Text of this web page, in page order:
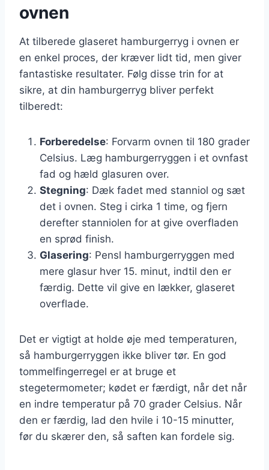
ovnen
At tilberede glaseret hamburgerryg i ovnen er
en enkel proces, der kræver lidt tid, men giver
fantastiske resultater. Følg disse trin for at
sikre, at din hamburgerryg bliver perfekt
tilberedt:
Forberedelse: Forvarm ovnen til 180 grader
Celsius. Læg hamburgerryggen i et ovnfast
fad og hæld glasuren over.
Stegning: Dæk fadet med stanniol og sæt
det i ovnen. Steg i cirka 1 time, og fjern
derefter stanniolen for at give overfladen
en sprød finish.
Glasering: Pensl hamburgerryggen med
mere glasur hver 15. minut, indtil den er
færdig. Dette vil give en lækker, glaseret
overflade.
Det er vigtigt at holde øje med temperaturen,
så hamburgerryggen ikke bliver tør. En god
tommelfingerregel er at bruge et
stegetermometer; kødet er færdigt, når det når
en indre temperatur på 70 grader Celsius. Når
den er færdig, lad den hvile i 10-15 minutter,
før du skærer den, så saften kan fordele sig.